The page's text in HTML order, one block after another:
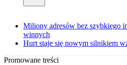
Miliony adresów bez szybkiego
winnych
Hurt staje się nowym silnikiem
Promowane treści